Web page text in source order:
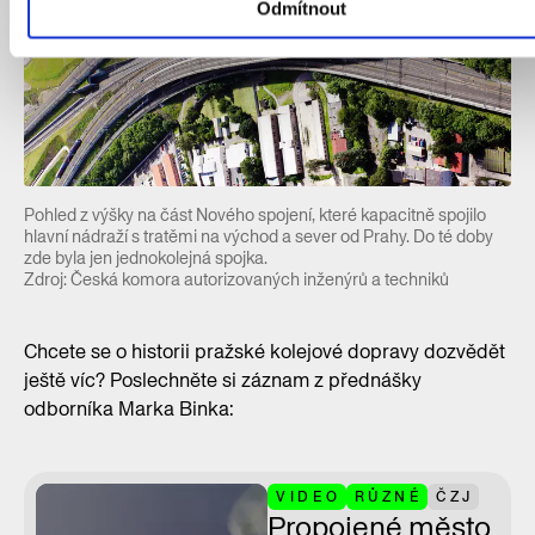
Odmítnout
Pohled z výšky na část Nového spojení, které kapacitně spojilo
hlavní nádraží s tratěmi na východ a sever od Prahy. Do té doby
zde byla jen jednokolejná spojka.
Zdroj: Česká komora autorizovaných inženýrů a techniků
Chcete se o historii pražské kolejové dopravy dozvědět
ještě víc? Poslechněte si záznam z přednášky
odborníka Marka Binka:
VIDEO RŮZNÉ ČZJ
Propojené město